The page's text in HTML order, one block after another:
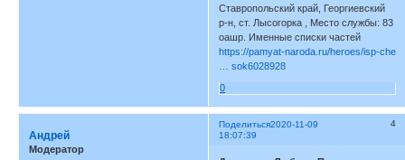
Ставропольский край, Георгиевский
р-н, ст. Лысогорка , Место службы: 83
оашр. Именные списки частей
https://pamyat-naroda.ru/heroes/isp-che
… sok6028928
0
Поделиться 4
2020-11-09
18:07:39
Андрей
Модератор